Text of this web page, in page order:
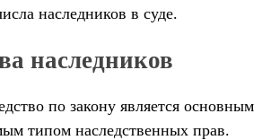
наследников в суде.
наследников
по закону является основным
типом наследственных прав.